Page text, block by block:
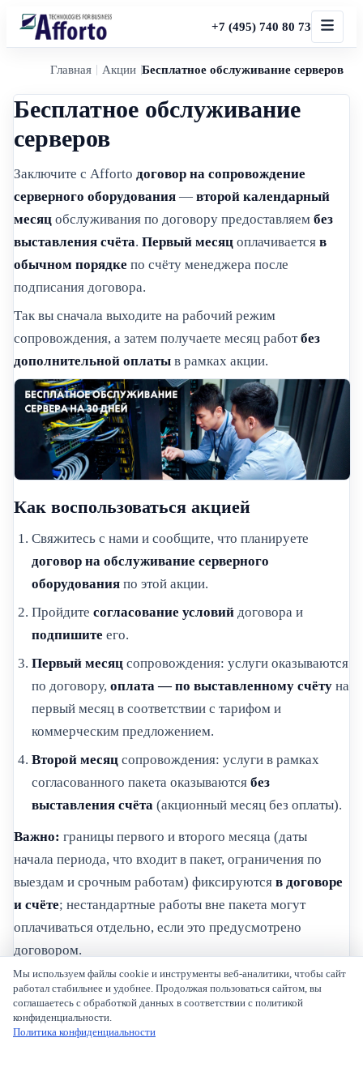
+7 (495) 740 80 73
Главная Акции Бесплатное обслуживание серверов
Бесплатное обслуживание
серверов
Заключите с Afforto договор на сопровождение
серверного оборудования — второй календарный
месяц обслуживания по договору предоставляем без
выставления счёта. Первый месяц оплачивается в
обычном порядке по счёту менеджера после
подписания договора.
Так вы сначала выходите на рабочий режим
сопровождения, а затем получаете месяц работбез
дополнительной оплаты в рамках акции.
Как воспользоваться акцией
Свяжитесь с нами и сообщите, что планируете
договор на обслуживание серверного
оборудованияпо этой акции.
Пройдите согласование условийдоговора и
подпишите его.
Первый месяцсопровождения: услуги оказываются
по договору, оплата — по выставленному счётуна
первый месяц в соответствии с тарифом и
коммерческим предложением.
Второй месяцсопровождения: услуги в рамках
согласованного пакета оказываются без
выставления счёта(акционный месяц без оплаты).
Важно: границы первого и второго месяца (даты
начала периода, что входит в пакет, ограничения по
выездам и срочным работам) фиксируются в договоре
и счёте; нестандартные работы вне пакета могут
оплачиваться отдельно, если это предусмотрено
договором.
© 2026 Afforto. Все права защищены.
Главная
Услуги
Мы используем файлы cookie и инструменты веб-аналитики, чтобы сайт
работал стабильнее и удобнее. Продолжая пользоваться сайтом, вы
соглашаетесь с обработкой данных в соответствии с политикой
конфиденциальности.
Политика конфиденциальности